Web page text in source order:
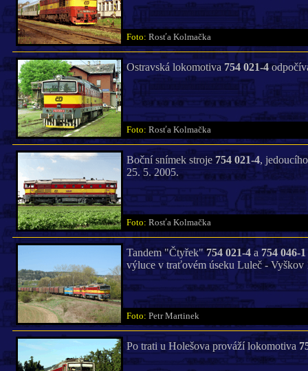
Foto: Rosťa Kolmačka
Ostravská lokomotiva 754 021-4
Foto: Rosťa Kolmačka
Boční snímek stroje 754 021-4,
25. 5. 2005.
Foto: Rosťa Kolmačka
Tandem "Čtyřek"754 021-4a 754 046-1
výluce v traťovém úseku Luleč - Vyškov
Foto: Petr Martinek
Po trati u Holešova prováží lokomotiva